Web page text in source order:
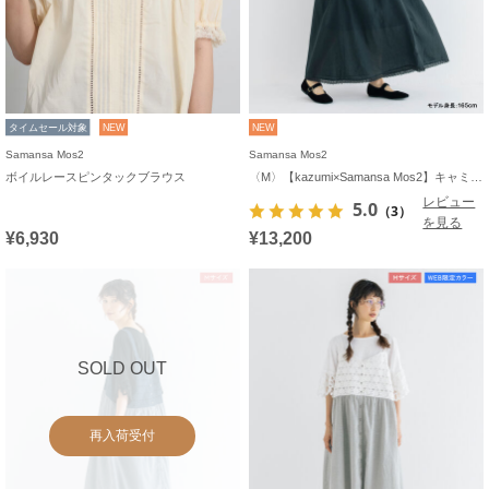
タイムセール対象 NEW
Samansa Mos2
ボイルレースピンタックブラウス
¥6,930
NEW
Samansa Mos2
5.0 （3）
レビュー
を見る
¥13,200
SOLD OUT
再入荷受付